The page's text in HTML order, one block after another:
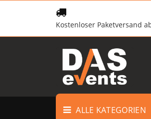
Kostenloser Paketversand
ALLE KATEGORIEN